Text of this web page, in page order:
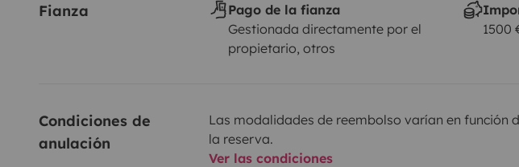
Fianza
Pago de la fianza
Gestionada directamente por el
propietario, otros
1500
Condiciones de
anulación
Las modalidades de reembolso varían en función
la reserva.
Ver las condiciones